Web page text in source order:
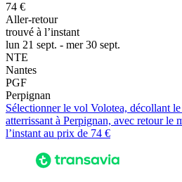
74 €
Aller-retour
trouvé à l’instant
lun 21 sept. - mer 30 sept.
NTE
Nantes
PGF
Perpignan
Sélectionner le vol Volotea, décollant
atterrissant à Perpignan, avec retour le
l’instant au prix de 74 €